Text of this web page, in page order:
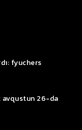
fyuchers
avqustun 26-da